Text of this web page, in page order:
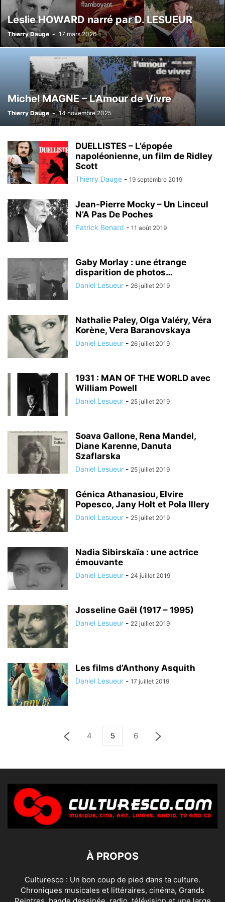
Leslie HOWARD narré par D. LESUEUR
Thierry Dauge - 17 mars 2026
Michel MAGNE – L’Amour de Vivre
Thierry Dauge - 14 novembre 2025
DUELLISTES – L’épopée
napoléonienne, un film de Ridley
Scott
Thierry Dauge - 19 septembre 2019
Jean-Pierre Mocky – Un Linceul
N’A Pas De Poches
Patrick Benard - 11 août 2019
Gaby Morlay : une étrange
disparition de photos…
Daniel Lesueur - 26 juillet 2019
Nathalie Paley, Olga Valéry, Véra
Korène, Vera Baranovskaya
Daniel Lesueur - 26 juillet 2019
1931 : MAN OF THE WORLD avec
William Powell
Daniel Lesueur - 25 juillet 2019
Soava Gallone, Rena Mandel,
Diane Karenne, Danuta
Szaflarska
Daniel Lesueur - 25 juillet 2019
Génica Athanasiou, Elvire
Popesco, Jany Holt et Pola Illery
Daniel Lesueur - 25 juillet 2019
Nadia Sibirskaïa : une actrice
émouvante
Daniel Lesueur - 24 juillet 2019
Josseline Gaël (1917 – 1995)
Daniel Lesueur - 22 juillet 2019
Les films d’Anthony Asquith
Daniel Lesueur - 17 juillet 2019
4 5 6
À PROPOS
Culturesco : Un bon coup de pied dans ta culture.
Chroniques musicales et littéraires, cinéma, Grands